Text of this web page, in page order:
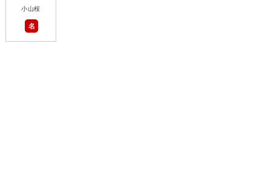
小山桜
名